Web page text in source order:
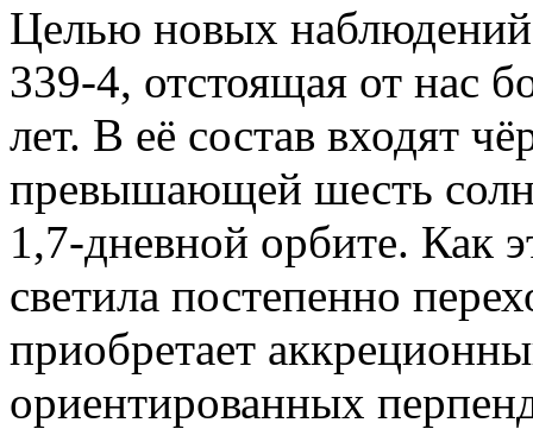
Целью новых наблюдений
339-4, отстоящая от нас
лет. В её состав входят
превышающей шесть
1,7-дневной орбите. Как
светила постепенно
приобретает
ориентированных